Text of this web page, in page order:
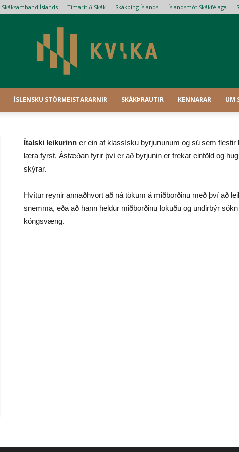
Skáksamband Íslands Tímaritið Skák Skákþing Íslands Íslandsmót Skákfélaga
ÍSLENSKU STÓRMEISTARARNIR SKÁKÞRAUTIR KENNARAR UM
Ítalski leikurinn er ein af klassísku byrjununum og sú sem flestir
læra fyrst. Ástæðan fyrir því er að byrjunin er frekar einföld og
skýrar.
Hvítur reynir annaðhvort að ná tökum á miðborðinu með því að
snemma, eða að hann heldur miðborðinu lokuðu og undirbýr
kóngsvæng.